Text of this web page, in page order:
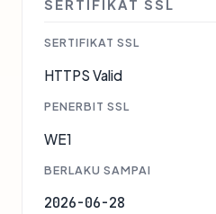
SERTIFIKAT SSL
SERTIFIKAT SSL
HTTPS Valid
PENERBIT SSL
WE1
BERLAKU SAMPAI
2026-06-28